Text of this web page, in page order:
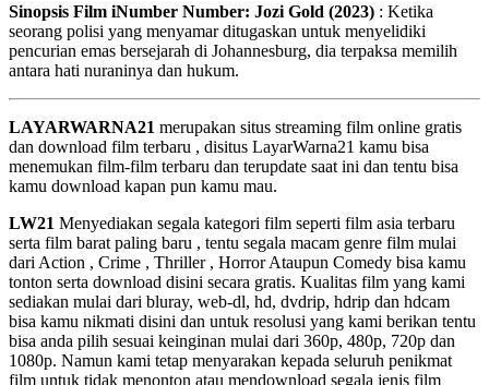
Sinopsis Film iNumber Number: Jozi Gold (2023) : Ketika
seorang polisi yang menyamar ditugaskan untuk menyelidiki
pencurian emas bersejarah di Johannesburg, dia terpaksa memilih
antara hati nuraninya dan hukum.
LAYARWARNA21 merupakan situs streaming film online gratis
dan download film terbaru , disitus LayarWarna21 kamu bisa
menemukan film-film terbaru dan terupdate saat ini dan tentu bisa
kamu download kapan pun kamu mau.
LW21 Menyediakan segala kategori film seperti film asia terbaru
serta film barat paling baru , tentu segala macam genre film mulai
dari Action , Crime , Thriller , Horror Ataupun Comedy bisa kamu
tonton serta download disini secara gratis. Kualitas film yang kami
sediakan mulai dari bluray, web-dl, hd, dvdrip, hdrip dan hdcam
bisa kamu nikmati disini dan untuk resolusi yang kami berikan tentu
bisa anda pilih sesuai keinginan mulai dari 360p, 480p, 720p dan
1080p. Namun kami tetap menyarakan kepada seluruh penikmat
film untuk tidak menonton atau mendownload segala jenis film